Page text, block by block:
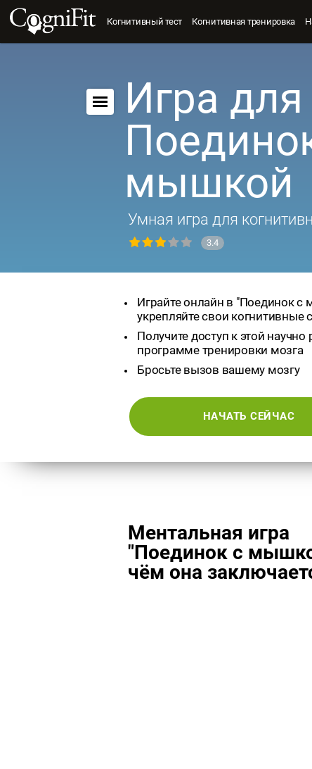
Когнитивный тест Когнитивная тренировка
Игра
мышкой
Умная игра для
3.4
Играйте онлайн в "Поединок с
укрепляйте свои когнитивные
Получите доступ к этой научно
программе тренировки мозга
Бросьте вызов вашему мозгу
НАЧАТЬ СЕЙЧАС
Ментальная игра
"Поединок с
чём она